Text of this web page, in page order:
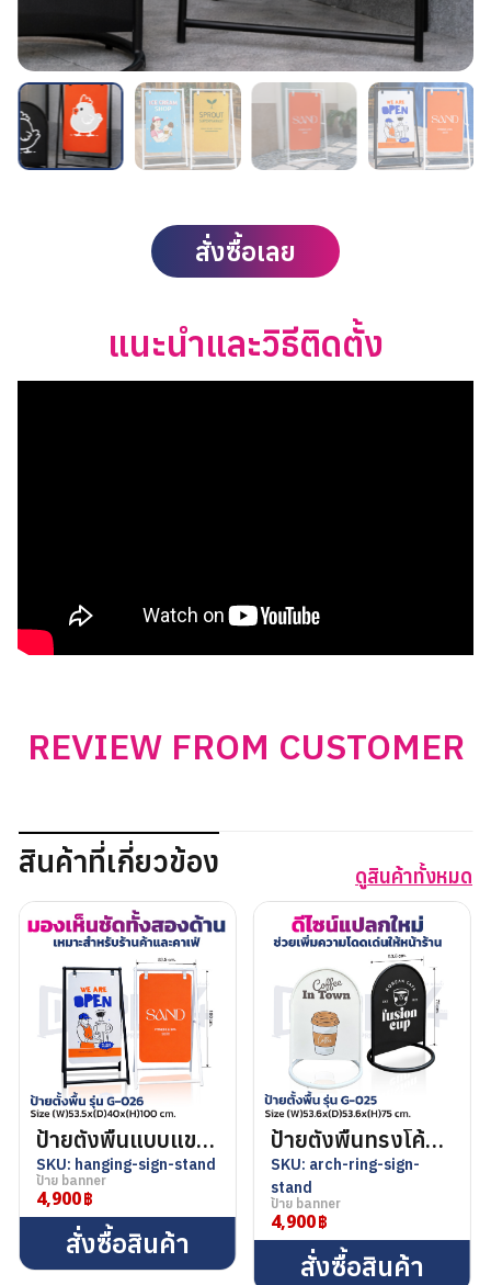
ค้นหา
สำหรับ:
สั่งซื้อเลย
แนะนำและวิธีติดตั้ง
REVIEW FROM CUSTOMER
สินค้าที่เกี่ยวข้อง ดูสินค้าทั้งหมด
ป้ายตั้งพื้นแบบแขวน
SKU: hanging-sign-stand
ป้าย banner
4,900
สั่งซื้อสินค้า
ป้ายตั้งพื้นทรงโค้ง ฐานวงกลม
SKU: arch-ring-sign-
stand
ป้าย banner
4,900
สั่งซื้อสินค้า
ชื่อผู้ใช้หรือที่อยู่อีเมล
รหัสผ่าน
บันทึกการใช้งานของฉัน